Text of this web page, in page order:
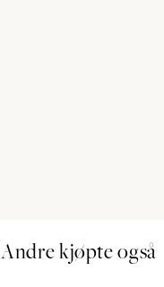
Andre kjøpte også